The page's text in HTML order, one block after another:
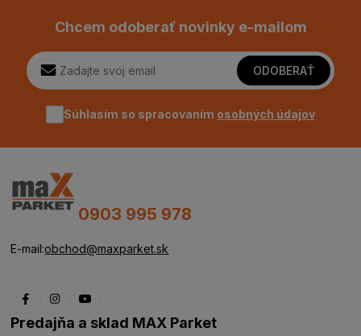
Chcem odoberať novinky e-mailom
ODOBERAŤ
Súhlasím so spracovaním osobných údajov
0903 995 978
E-mail:obchod@maxparket.sk
Predajňa a sklad MAX Parket